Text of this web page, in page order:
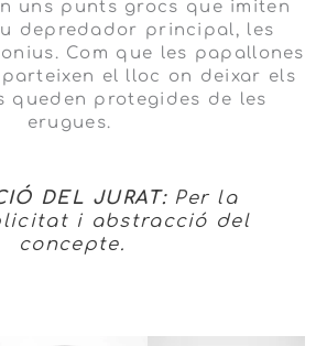
uns punts grocs que imiten
depredador principal, les
Com que les papallones
el lloc on deixar els
queden protegides de les
erugues.
DEL JURAT:Per la
i abstracció del
concepte.